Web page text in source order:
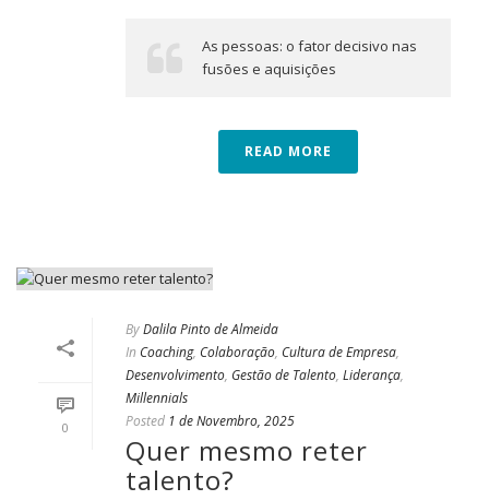
As pessoas: o fator decisivo nas
fusões e aquisições
READ MORE
0
ByDalila Pinto de Almeida
In Coaching, Colaboração, Cultura de Empresa,
Desenvolvimento, Gestão de Talento, Liderança,
Millennials
Posted 1 de Novembro, 2025
Quer mesmo reter
talento?